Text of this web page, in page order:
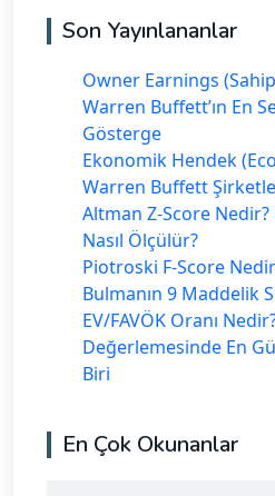
Son Yayınlananlar
Owner Earnings
Warren Buffett’ın En
Gösterge
Ekonomik Hendek
Warren Buffett
Altman Z-Score
Nasıl Ölçülür?
Piotroski F-Score
Bulmanın 9 Maddelik
EV/FAVÖK Oranı
Değerlemesinde En
Biri
En Çok Okunanlar